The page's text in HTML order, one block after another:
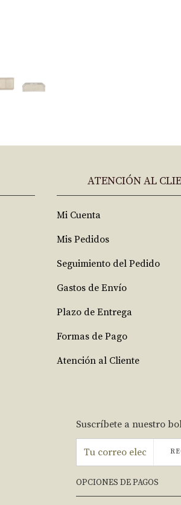
ATENCIÓN AL
Mi Cuenta
Mis Pedidos
Seguimiento del Pedido
Gastos de Envío
Plazo de Entrega
Formas de Pago
Atención al Cliente
Suscríbete a nuestro
OPCIONES DE PAGOS